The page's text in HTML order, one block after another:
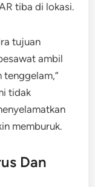
tiba di lokasi.
tujuan
ambil
tenggelam,”
tidak
memburuk.
Dan